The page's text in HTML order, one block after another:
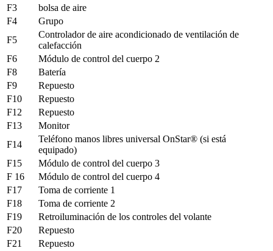
F3
bolsa de aire
F4
Grupo
F5
Controlador de aire acondicionado de ventilación de
calefacción
F6
Módulo de control del cuerpo 2
F8
Batería
F9
Repuesto
F10
Repuesto
F12
Repuesto
F13
Monitor
F14
Teléfono manos libres universal OnStar® (si está
equipado)
F15
Módulo de control del cuerpo 3
F 16
Módulo de control del cuerpo 4
F17
Toma de corriente 1
F18
Toma de corriente 2
F19
Retroiluminación de los controles del volante
F20
Repuesto
F21
Repuesto